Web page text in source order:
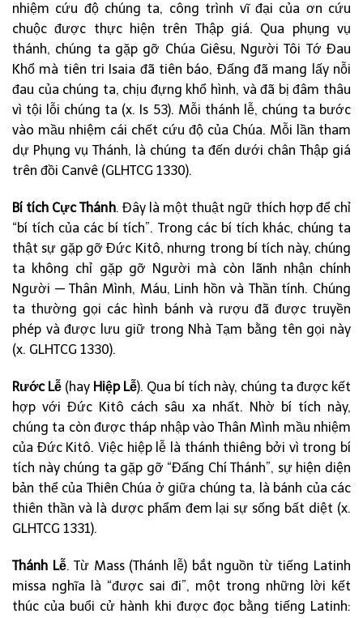
nhiệm cứu độ chúng ta, công trình vĩ đại của ơn cứu
chuộc được thực hiện trên Thập giá. Qua phụng vụ
thánh, chúng ta gặp gỡ Chúa Giêsu, Người Tôi Tớ Đau
Khổ mà tiên tri Isaia đã tiên báo, Đấng đã mang lấy nỗi
đau của chúng ta, chịu đựng khổ hình, và đã bị đâm thâu
vì tội lỗi chúng ta (x. Is 53). Mỗi thánh lễ, chúng ta bước
vào mầu nhiệm cái chết cứu độ của Chúa. Mỗi lần tham
dự Phụng vụ Thánh, là chúng ta đến dưới chân Thập giá
trên đồi Canvê (GLHTCG 1330).
Bí tích Cực Thánh. Đây là một thuật ngữ thích hợp để chỉ
“bí tích của các bí tích”. Trong các bí tích khác, chúng ta
thật sự gặp gỡ Đức Kitô, nhưng trong bí tích này, chúng
ta không chỉ gặp gỡ Người mà còn lãnh nhận chính
Người — Thân Mình, Máu, Linh hồn và Thần tính. Chúng
ta thường gọi các hình bánh và rượu đã được truyền
phép và được lưu giữ trong Nhà Tạm bằng tên gọi này
(x. GLHTCG 1330).
Rước Lễ (hay Hiệp Lễ). Qua bí tích này, chúng ta được kết
hợp với Đức Kitô cách sâu xa nhất. Nhờ bí tích này,
chúng ta còn được tháp nhập vào Thân Mình mầu nhiệm
của Đức Kitô. Việc hiệp lễ là thánh thiêng bởi vì trong bí
tích này chúng ta gặp gỡ “Đấng Chí Thánh”, sự hiện diện
bản thể của Thiên Chúa ở giữa chúng ta, là bánh của các
thiên thần và là dược phẩm đem lại sự sống bất diệt (x.
GLHTCG 1331).
Thánh Lễ. Từ Mass (Thánh lễ) bắt nguồn từ tiếng Latinh
missa nghĩa là “được sai đi”, một trong những lời kết
thúc của buổi cử hành khi được đọc bằng tiếng Latinh: